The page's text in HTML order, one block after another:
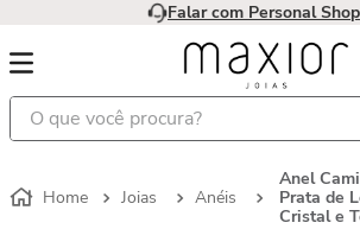
Falar com Personal
O que você procura?
Joias Anéis
Anel
Prata de
Cristal e